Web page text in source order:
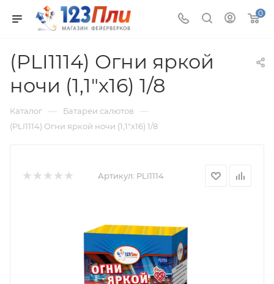
0
(PLI1114) Огни яркой
ночи (1,1"х16) 1/8
Каталог — Батареи салютов —
(PLI1114) Огни яркой ночи (1,1"х16) 1/8
Артикул: PLI1114